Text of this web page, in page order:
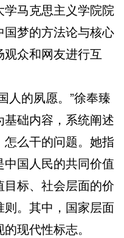
马克思主义学院院
梦的方法论与核心
众和网友进行互
的夙愿。”徐奉臻
础内容，系统阐述
么干的问题。她指
国人民的共同价值
标、社会层面的价
。其中，国家层面
现代性标志。